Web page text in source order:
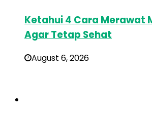
Ketahui 4 Cara Merawat
Agar Tetap Sehat
August 6, 2026